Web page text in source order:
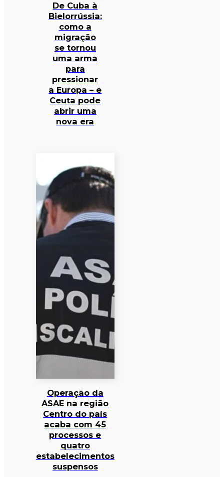
De Cuba à
Bielorrússia:
como a
migração
se tornou
uma arma
para
pressionar
a Europa – e
Ceuta pode
abrir uma
nova era
Operação da
ASAE na região
Centro do país
acaba com 45
processos e
quatro
estabelecimentos
suspensos